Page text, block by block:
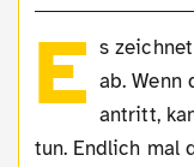
E s
ab. Wenn
antritt,
tun. Endlich mal